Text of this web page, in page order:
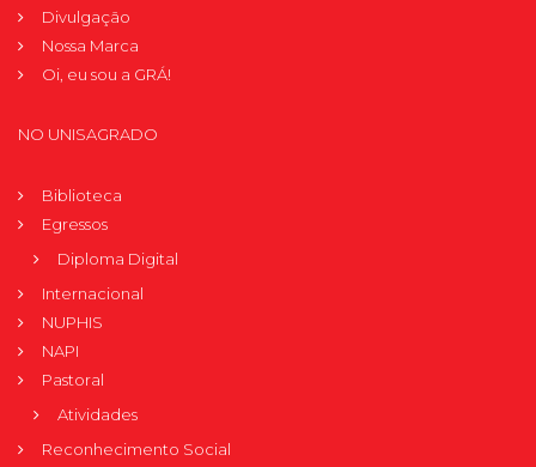
Divulgação
Nossa Marca
Oi, eu sou a GRÁ!
NO UNISAGRADO
Biblioteca
Egressos
Diploma Digital
Internacional
NUPHIS
NAPI
Pastoral
Atividades
Reconhecimento Social